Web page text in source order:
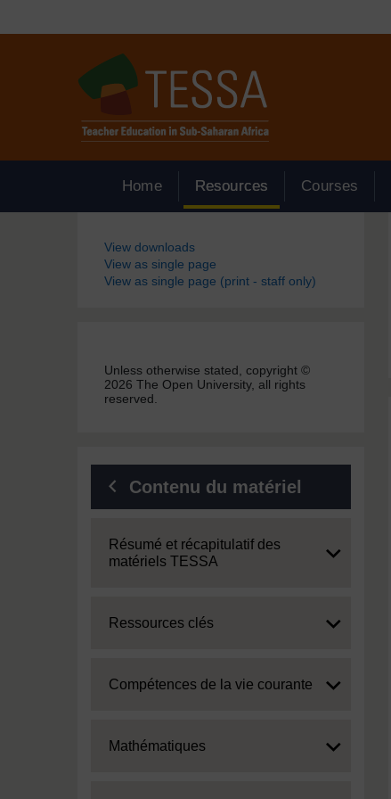
Home Resources Courses
Blocs
View downloads
View as single page
View as single page (print - staff only)
Unless otherwise stated, copyright ©
2026 The Open University, all rights
reserved.
Contenu du matériel
Expand
Résumé et récapitulatif des
matériels TESSA
Expand
Ressources clés
Expand
Compétences de la vie courante
Expand
Mathématiques